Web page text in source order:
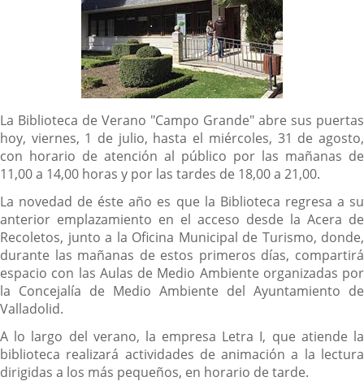
Descripción
La Biblioteca de Verano "Campo Grande" abre sus puertas
hoy, viernes, 1 de julio, hasta el miércoles, 31 de agosto,
con horario de atención al público por las mañanas de
11,00 a 14,00 horas y por las tardes de 18,00 a 21,00.
La novedad de éste año es que la Biblioteca regresa a su
anterior emplazamiento en el acceso desde la Acera de
Recoletos, junto a la Oficina Municipal de Turismo, donde,
durante las mañanas de estos primeros días, compartirá
espacio con las Aulas de Medio Ambiente organizadas por
la Concejalía de Medio Ambiente del Ayuntamiento de
Valladolid.
A lo largo del verano, la empresa Letra I, que atiende la
biblioteca realizará actividades de animación a la lectura
dirigidas a los más pequeños, en horario de tarde.